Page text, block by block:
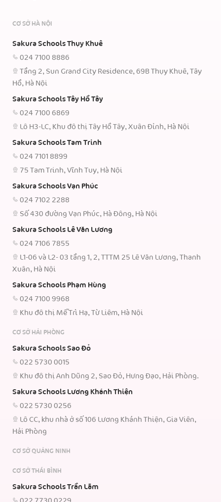
CƠ SỞ HÀ NỘI
Sakura Schools Thụy Khuê
024 7100 8886
Tầng 2, Sun Grand City Residence, 69B Thụy Khuê, Tây
Hồ, Hà Nội
Sakura Schools Tây Hồ Tây
024 7100 6869
Lô H3-LC, Khu đô thị Tây Hồ Tây, Xuân Đỉnh, Hà Nội
Sakura Schools Tam Trinh
024 7101 8899
75 Tam Trinh, Vĩnh Tuy, Hà Nội
Sakura Schools Vạn Phúc
024 7102 2288
Số 430 đường Vạn Phúc, Hà Đông, Hà Nội
Sakura Schools Lê Văn Lương
024 7106 7855
L1-06 và L2- 03 tầng 1, 2, TTTM 25 Lê Văn Lương, Thanh
Xuân, Hà Nội
Sakura Schools Phạm Hùng
024 7100 9968
Khu đô thị Mễ Trì Hạ, Từ Liêm, Hà Nội
CƠ SỞ HẢI PHÒNG
Sakura Schools Sao Đỏ
022 5730 0015
Khu đô thị Anh Dũng 2, Sao Đỏ, Hưng Đạo, Hải Phòng.
Sakura Schools Lương Khánh Thiện
022 5730 0256
Lô CC, khu nhà ở số 106 Lương Khánh Thiện, Gia Viên,
Hải Phòng
CƠ SỞ QUẢNG NINH
CƠ SỞ THÁI BÌNH
Sakura Schools Trần Lãm